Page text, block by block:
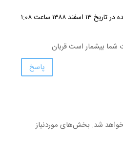
| نوشته شده در تاریخ ۱۳ اسفند ۱۳۸۸ ساعت ۱:۰۸
شما بیشمار است قربان
پاسخ
شد. بخش‌های موردنیاز